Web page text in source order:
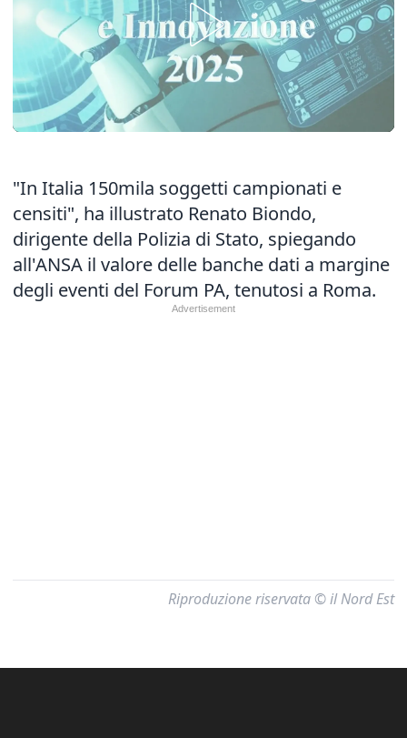
"In Italia 150mila soggetti campionati e
censiti", ha illustrato Renato Biondo,
dirigente della Polizia di Stato, spiegando
all'ANSA il valore delle banche dati a margine
degli eventi del Forum PA, tenutosi a Roma.
Riproduzione riservata © il Nord Est